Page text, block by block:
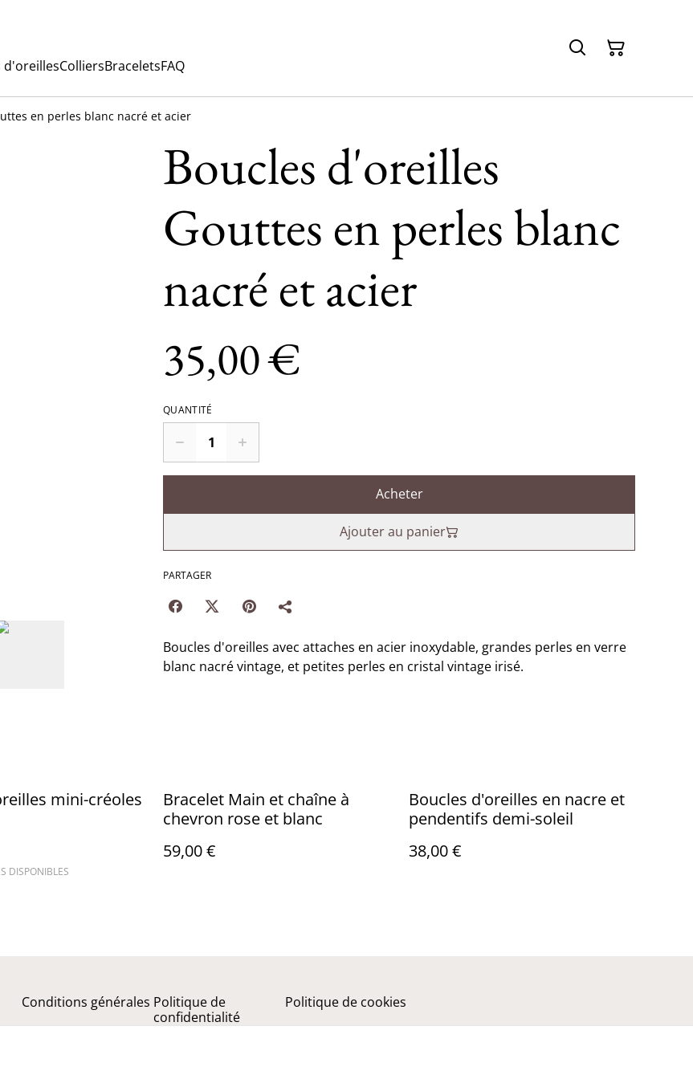
d'oreillesColliersBraceletsFAQ
en perles blanc nacré et acier
Boucles d'oreilles
Gouttes en perles blanc
nacré et acier
35,00 €
QUANTITÉ
Acheter
Ajouter au panier
PARTAGER
Boucles d'oreilles avec attaches en acier inoxydable, grandes perles en verre
blanc nacré vintage, et petites perles en cristal vintage irisé.
mini-créoles
DISPONIBLES
Bracelet Main et chaîne à
chevron rose et blanc
59,00 €
Boucles d'oreilles en nacre et
pendentifs demi-soleil
38,00 €
Conditions générales Politique de
confidentialité
Politique de cookies